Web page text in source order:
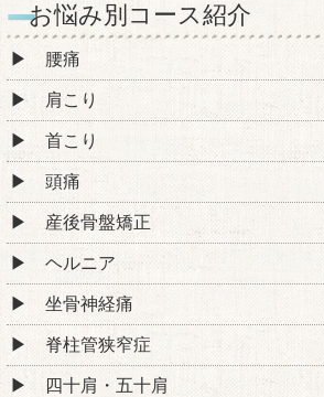
お悩み別コース紹介
腰痛
肩こり
首こり
頭痛
産後骨盤矯正
ヘルニア
坐骨神経痛
脊柱管狭窄症
四十肩・五十肩